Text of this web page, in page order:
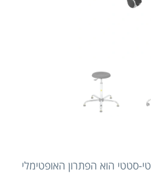
סטטי הוא הפתרון האופטימלי